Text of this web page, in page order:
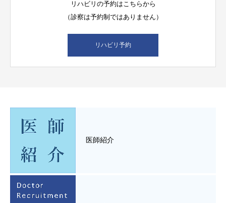
リハビリの予約はこちらから
（診察は予約制ではありません）
リハビリ予約
医師紹介